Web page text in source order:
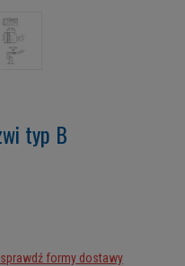
typ B
sprawdź formy dostawy